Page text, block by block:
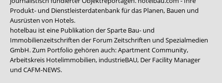
Produkt- und Dienstleisterdatenbank für das Planen, Bauen und
Ausrüsten von Hotels.
hotelbau ist eine Publikation der Sparte Bau- und
Immobilienzeitschriften der Forum Zeitschriften und Spezialmedien
GmbH. Zum Portfolio gehören auch:Apartment Community,
Arbeitskreis Hotelimmobilien, industrieBAU, Der Facility Manager
und CAFM-NEWS.